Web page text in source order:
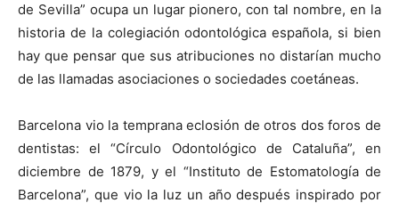
de Sevilla” ocupa un lugar pionero, con tal nombre, en la
historia de la colegiación odontológica española, si bien
hay que pensar que sus atribuciones no distarían mucho
de las llamadas asociaciones o sociedades coetáneas.
Barcelona vio la temprana eclosión de otros dos foros de
dentistas: el “Círculo Odontológico de Cataluña”, en
diciembre de 1879, y el “Instituto de Estomatología de
Barcelona”, que vio la luz un año después inspirado por